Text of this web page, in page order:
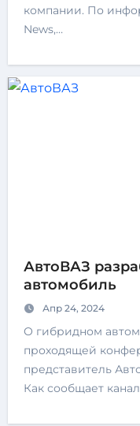
компании. По
News,…
АвтоВАЗ
автомобиль
Апр 24, 2024
О гибридном автомобиле Lada в рамках
проходящей
представитель
Как сообщает